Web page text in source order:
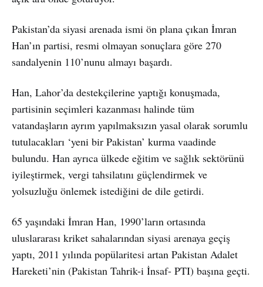
Pakistan’da siyasi arenada ismi ön plana çıkan İmran
Han’ın partisi, resmi olmayan sonuçlara göre 270
sandalyenin 110’nunu almayı başardı.
Han, Lahor’da destekçilerine yaptığı konuşmada,
partisinin seçimleri kazanması halinde tüm
vatandaşların ayrım yapılmaksızın yasal olarak sorumlu
tutulacakları ‘yeni bir Pakistan’ kurma vaadinde
bulundu. Han ayrıca ülkede eğitim ve sağlık sektörünü
iyileştirmek, vergi tahsilatını güçlendirmek ve
yolsuzluğu önlemek istediğini de dile getirdi.
65 yaşındaki İmran Han, 1990’ların ortasında
uluslararası kriket sahalarından siyasi arenaya geçiş
yaptı, 2011 yılında popülaritesi artan Pakistan Adalet
Hareketi’nin (Pakistan Tahrik-i İnsaf- PTI) başına geçti.